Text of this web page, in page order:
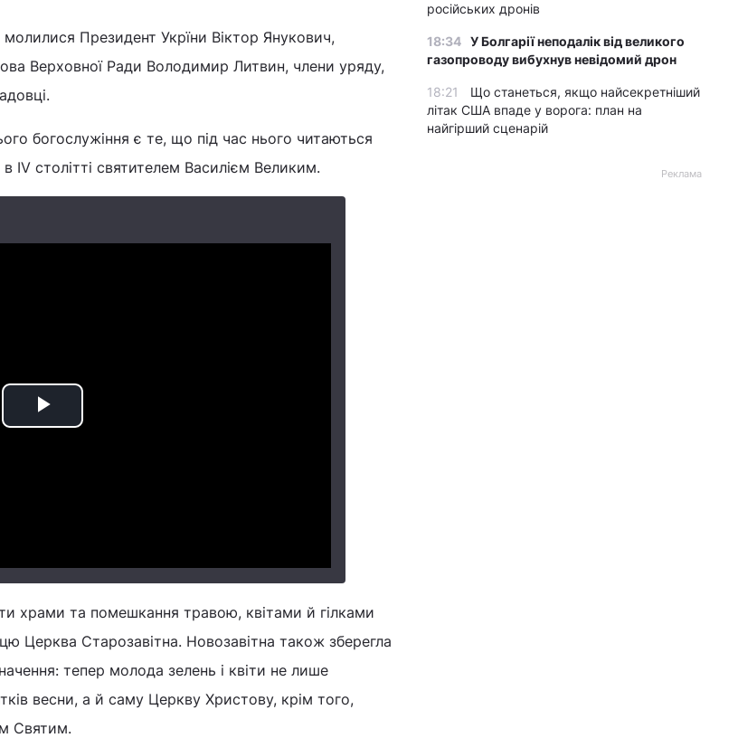
Президент Укрїни Віктор Янукович,
Верховної Ради Володимир Литвин, члени уряду,
богослужіння є те, що під час нього читаються
IV столітті святителем Василієм Великим.
Play
храми та помешкання травою, квітами й гілками
Церква Старозавітна. Новозавітна також зберегла
тепер молода зелень і квіти не лише
весни, а й саму Церкву Христову, крім того,
Святим.
російських дронів
18:34 У Болгарії неподалік від великого
газопроводу вибухнув невідомий дрон
18:21
Що станеться, якщо найсекретніший
літак США впаде у ворога: план на
найгірший сценарій
Реклама